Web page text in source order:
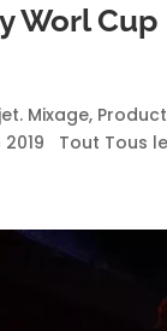
Worl Cup
Mixage,
Tout Tous